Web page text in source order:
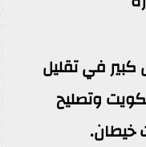
في تقليل
وتصليح
خيطان.